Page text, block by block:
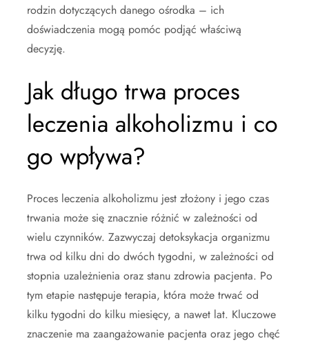
rodzin dotyczących danego ośrodka – ich
doświadczenia mogą pomóc podjąć właściwą
decyzję.
Jak długo trwa proces
leczenia alkoholizmu i co
go wpływa?
Proces leczenia alkoholizmu jest złożony i jego czas
trwania może się znacznie różnić w zależności od
wielu czynników. Zazwyczaj detoksykacja organizmu
trwa od kilku dni do dwóch tygodni, w zależności od
stopnia uzależnienia oraz stanu zdrowia pacjenta. Po
tym etapie następuje terapia, która może trwać od
kilku tygodni do kilku miesięcy, a nawet lat. Kluczowe
znaczenie ma zaangażowanie pacjenta oraz jego chęć